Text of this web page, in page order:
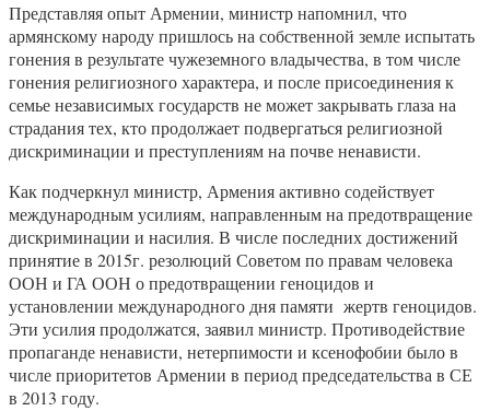
Представляя опыт Армении, министр напомнил, что
армянскому народу пришлось на собственной земле испытать
гонения в результате чужеземного владычества, в том числе
гонения религиозного характера, и после присоединения к
семье независимых государств не может закрывать глаза на
страдания тех, кто продолжает подвергаться религиозной
дискриминации и преступлениям на почве ненависти.
Как подчеркнул министр, Армения активно содействует
международным усилиям, направленным на предотвращение
дискриминации и насилия. В числе последних достижений
принятие в 2015г. резолюций Советом по правам человека
ООН и ГА ООН о предотвращении геноцидов и
установлении международного дня памяти жертв геноцидов.
Эти усилия продолжатся, заявил министр. Противодействие
пропаганде ненависти, нетерпимости и ксенофобии было в
числе приоритетов Армении в период председательства в СЕ
в 2013 году.